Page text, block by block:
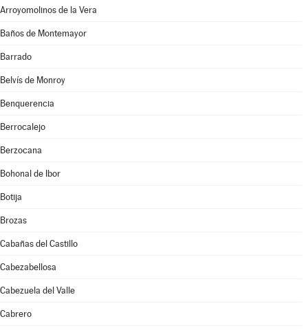
Arroyomolinos de la Vera
Baños de Montemayor
Barrado
Belvís de Monroy
Benquerencia
Berrocalejo
Berzocana
Bohonal de Ibor
Botija
Brozas
Cabañas del Castillo
Cabezabellosa
Cabezuela del Valle
Cabrero